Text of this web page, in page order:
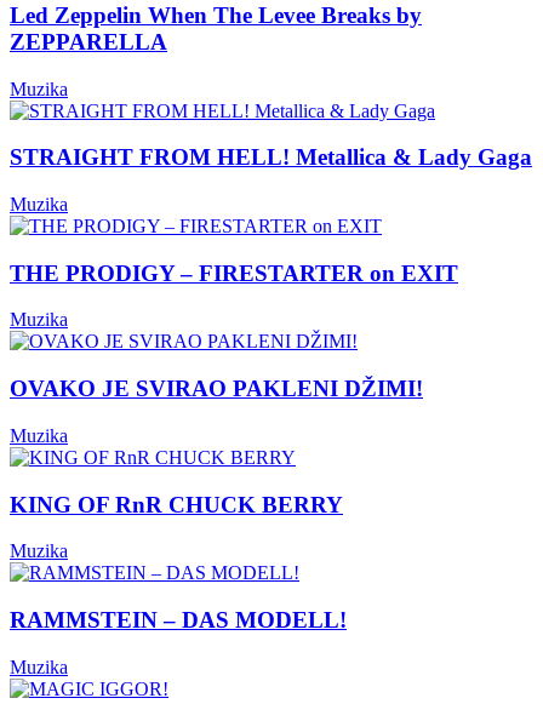
Led Zeppelin When The Levee Breaks by
ZEPPARELLA
Muzika
STRAIGHT FROM HELL! Metallica & Lady Gaga
Muzika
THE PRODIGY – FIRESTARTER on EXIT
Muzika
OVAKO JE SVIRAO PAKLENI DŽIMI!
Muzika
KING OF RnR CHUCK BERRY
Muzika
RAMMSTEIN – DAS MODELL!
Muzika